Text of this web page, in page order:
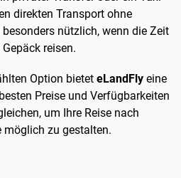
direkten Transport ohne
nützlich, wenn die Zeit
reisen.
Option bietet eLandFly eine
Preise und Verfügbarkeiten
um Ihre Reise nach
möglich zu gestalten.